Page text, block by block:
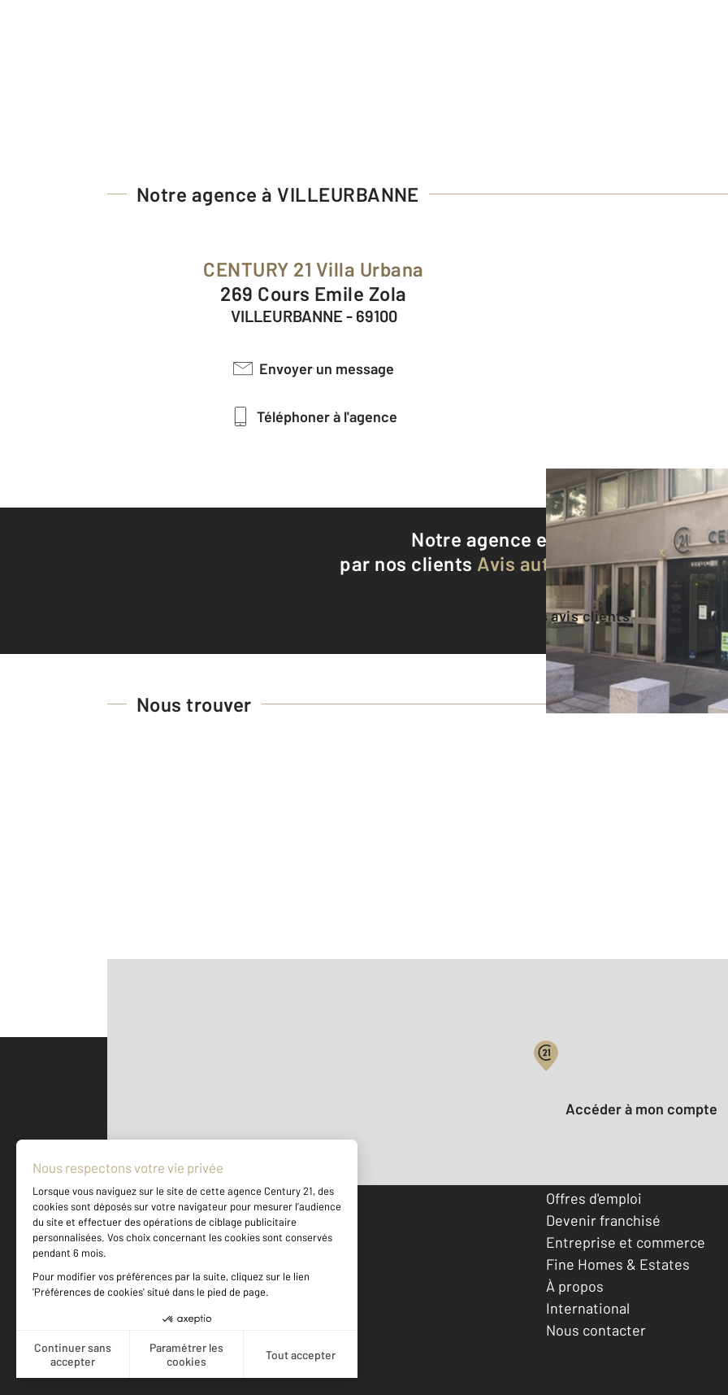
Notre agence à VILLEURBANNE
CENTURY 21 Villa Urbana
269 Cours Emile Zola
VILLEURBANNE - 69100
Envoyer un message
Téléphoner à l'agence
Notre agence est notée
8,8/10
par nos clients Avis authentifiés par
Voir tous les avis clients
Nous trouver
500 m
Votre compte :
Accéder à mon compte
Achat
Offres d'emploi
Devenir franchisé
Entreprise et commerce
Fine Homes & Estates
À propos
International
Nous contacter